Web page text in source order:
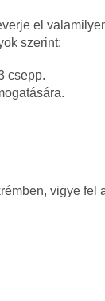
el
szerint:
csepp.
vigye fel